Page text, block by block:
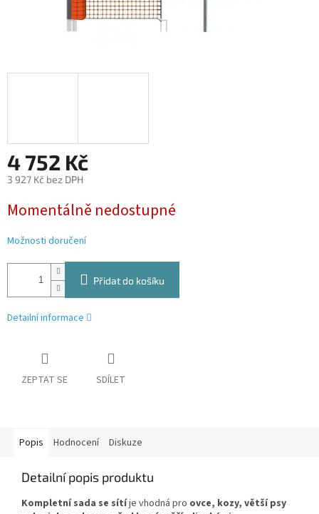
4 752 Kč
3 927 Kč bez DPH
cena:
Momentálně nedostupné
Možnosti doručení
Přidat do košíku
Detailní informace
ZEPTAT SE SDÍLET
Popis Hodnocení Diskuze
Detailní popis produktu
Kompletní sada se sítíje vhodná pro ovce, kozy, větší psy